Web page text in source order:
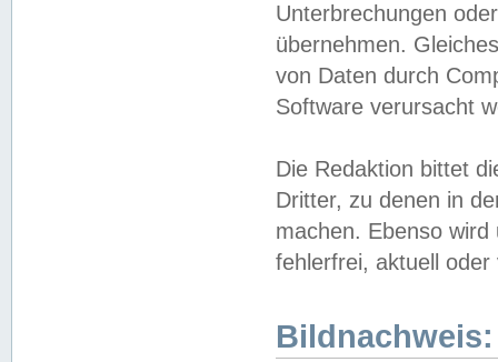
Unterbrechungen
übernehmen.
von Daten durch
Software verursacht
Die Redaktion bittet
Dritter, zu denen in
machen. Ebenso
fehlerfrei, aktuell oder
Bildnachweis: